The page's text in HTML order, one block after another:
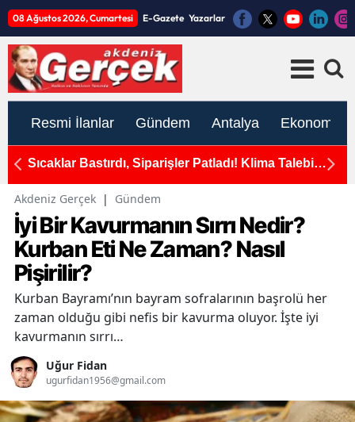
08 Ağustos 2026, Cumartesi E-Gazete Yazarlar
Resmi İlanlar Gündem Antalya Ekonomi
Sıcaklar Bastırdı, Siparişler Patladı! Klima Talebi
Akdeniz Gerçek | Gündem
İyi Bir Kavurmanın Sırrı Nedir?
Kurban Eti Ne Zaman? Nasıl
Pişirilir?
Kurban Bayramı’nın bayram sofralarının başrolü her
zaman olduğu gibi nefis bir kavurma oluyor. İşte iyi
kavurmanın sırrı…
Uğur Fidan
ugurfidan1956@gmail.com